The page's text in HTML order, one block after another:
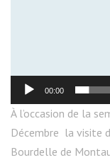
00:00
À l’occasion de la
Décembre la visite
Bourdelle de